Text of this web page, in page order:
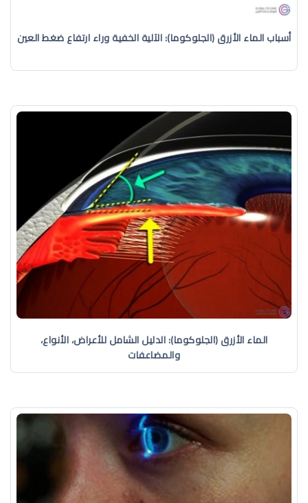
أسباب الماء الأزرق (الجلوكوما): الآلية الخفية وراء ارتفاع ضغط العين
الماء الأزرق (الجلوكوما): الدليل الشامل للأعراض، الأنواع،
والمضاعفات